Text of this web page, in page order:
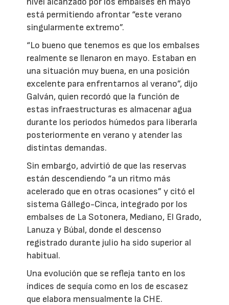
está permitiendo afrontar “este verano
singularmente extremo”.
“Lo bueno que tenemos es que los embalses
realmente se llenaron en mayo. Estaban en
una situación muy buena, en una posición
excelente para enfrentarnos al verano”, dijo
Galván, quien recordó que la función de
estas infraestructuras es almacenar agua
durante los periodos húmedos para liberarla
posteriormente en verano y atender las
distintas demandas.
Sin embargo, advirtió de que las reservas
están descendiendo “a un ritmo más
acelerado que en otras ocasiones” y citó el
sistema Gállego-Cinca, integrado por los
embalses de La Sotonera, Mediano, El Grado,
Lanuza y Búbal, donde el descenso
registrado durante julio ha sido superior al
habitual.
Una evolución que se refleja tanto en los
índices de sequía como en los de escasez
que elabora mensualmente la CHE.